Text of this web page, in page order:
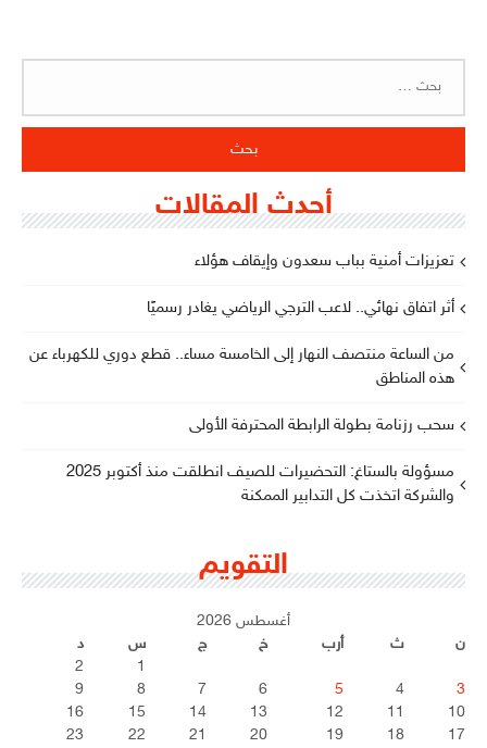
أحدث المقالات
تعزيزات أمنية بباب سعدون وإيقاف هؤلاء
أثر اتفاق نهائي.. لاعب الترجي الرياضي يغادر رسميًا
من الساعة منتصف النهار إلى الخامسة مساء.. قطع دوري للكهرباء عن
هذه المناطق
سحب رزنامة بطولة الرابطة المحترفة الأولى
مسؤولة بالستاغ: التحضيرات للصيف انطلقت منذ أكتوبر 2025
والشركة اتخذت كل التدابير الممكنة
التقويم
أغسطس 2026
ن
ث أرب خ ج س
د
1
2
3
4
5
6
7
8
9
10
11
12
13
14
15
16
17
18
19
20
21
22
23